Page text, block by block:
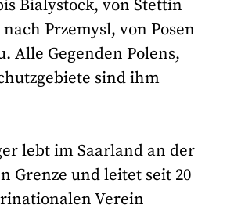
Bialystock, von Stettin
Przemysl, von Posen
Alle Gegenden Polens,
sind ihm
lebt im Saarland an der
Grenze und leitet seit 20
Verein